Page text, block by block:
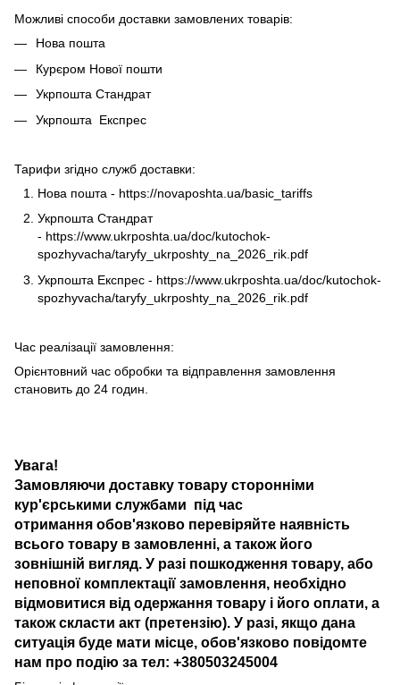
Можливі способи доставки замовлених товарів:
Нова пошта
Курєром Нової пошти
Укрпошта Стандрат
Укрпошта Експрес
Тарифи згідно служб доставки:
Нова пошта - https://novaposhta.ua/basic_tariffs
Укрпошта Стандрат
- https://www.ukrposhta.ua/doc/kutochok-
spozhyvacha/taryfy_ukrposhty_na_2026_rik.pdf
Укрпошта Експрес - https://www.ukrposhta.ua/doc/kutochok-
spozhyvacha/taryfy_ukrposhty_na_2026_rik.pdf
Час реалізації замовлення:
Орієнтовний час обробки та відправлення замовлення
становить до 24 годин.
Увага!
Замовляючи доставку товару сторонніми
кур'єрськими службами під час
отримання обов'язково перевіряйте наявність
всього товару в замовленні, а також його
зовнішній вигляд. У разі пошкодження товару, або
неповної комплектації замовлення, необхідно
відмовитися від одержання товару і його оплати, а
також скласти акт (претензію). У разі, якщо дана
ситуація буде мати місце, обов'язково повідомте
нам про подію за тел: +380503245004